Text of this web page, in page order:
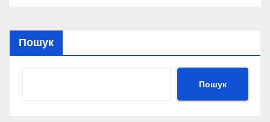
Пошук
Пошук